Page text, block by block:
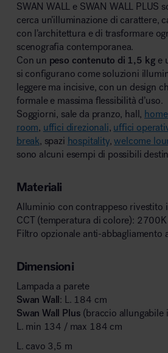
SWAN WALL e SWAN WALL PLUS
cerca un’illuminazione di carattere,
con l’architettura e di trasformare
scenografia contemporanea.
Con un peso contenuto di 1,5 kg e
si configurano come soluzioni
leggere ma incisive, con un design
formale e massima flessibilità d’uso.
Soggiorni, sale da pranzo, hall,
room, uffici direzionali, uffici
break, spazi hospitality,welcome
sono alcuni esempi di possibili
Materiali
Alluminio con contrappeso rivestito
CCT (temperatura di colore): 2700K
Filtro opzionale anti-abbagliamento
Dimensioni
Lampada a parete
Swan Wall : L. 184 cm
Swan Wall Plus (braccio allungabile
L. min 134 / max 184 cm
L. cavo 3,5 m